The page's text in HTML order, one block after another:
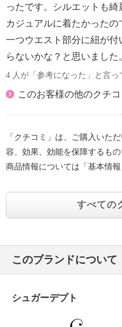
ったです。シルエットも綺
カジュアルに着たかったの
一つウエスト部分に紐が
らないかな？と思いました
4 人が「参考になった」と言っ
このお客様の他のクチ
「クチコミ」は、ご購入いた
容、効果、効能を保障するもの
商品情報については「基本情報
すべての
このブランドについて
シュガーデプト